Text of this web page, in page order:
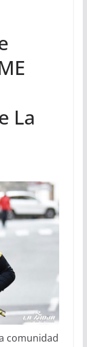
La
comunidad